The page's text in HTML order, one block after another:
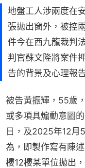
地盤工人涉兩度在
張拋出窗外，被控
件今在西九龍裁判
判官蘇文隆將案件
告的背景及心理報
被告黃振輝，55歲
或多項具煽動意圖
日，及2025年12月
為，即製作寫有陳
樓12樓某單位拋出